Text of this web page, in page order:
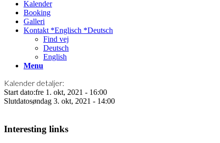
Kalender
Booking
Galleri
Kontakt *Englisch *Deutsch
Find vej
Deutsch
English
Menu
Kalender detaljer:
Start dato:fre 1. okt, 2021 - 16:00
Slutdatosøndag 3. okt, 2021 - 14:00
Interesting links